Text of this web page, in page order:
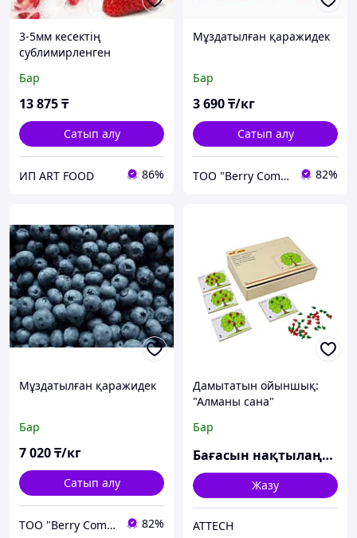
3-5мм кесектің
сублимирленген
Бар
13 875₸
Сатып алу
ИП ART FOOD 86%
Мұздатылған қаражидек
Бар
3 690₸/кг
Сатып алу
ТОО "Berry Company" 82%
Мұздатылған қаражидек
Бар
7 020₸/кг
Сатып алу
ТОО "Berry Company" 82%
Дамытатын ойыншық:
"Алманы сана"
Бар
Бағасын нақтылаңыз
Жазу
ATTECH